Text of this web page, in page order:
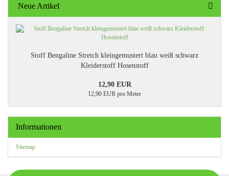
Neue Artikel
Stoff Bengaline Stretch kleingemustert blau weiß schwarz
Kleiderstoff Hosenstoff
12,90 EUR
12,90 EUR pro Meter
Informationen
Sitemap